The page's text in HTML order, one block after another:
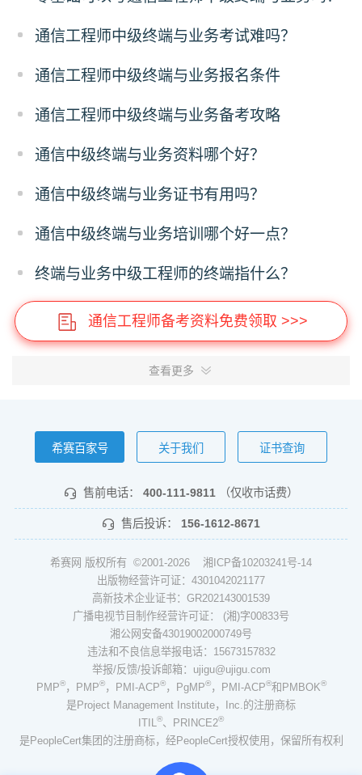
通信工程师中级终端与业务考试难吗？
通信工程师中级终端与业务报名条件
通信工程师中级终端与业务备考攻略
通信中级终端与业务资料哪个好？
通信中级终端与业务证书有用吗？
通信中级终端与业务培训哪个好一点？
终端与业务中级工程师的终端指什么？
通信工程师备考资料免费领取 >>>
查看更多
希赛百家号 关于我们 证书查询
售前电话： 400-111-9811 （仅收市话费）
售后投诉： 156-1612-8671
希赛网 版权所有 ©2001-2026 湘ICP备10203241号-14
出版物经营许可证：4301042021177
高新技术企业证书：GR202143001539
广播电视节目制作经营许可证： (湘)字00833号
湘公网安备43019002000749号
违法和不良信息举报电话：15673157832
举报/反馈/投诉邮箱：ujigu@ujigu.com
PMP®，PMP®，PMI-ACP®，PgMP®，PMI-ACP®和PMBOK®
是Project Management Institute，Inc.的注册商标
ITIL
®、PRINCE2®
是PeopleCert集团的注册商标，经PeopleCert授权使用，保留所有权利